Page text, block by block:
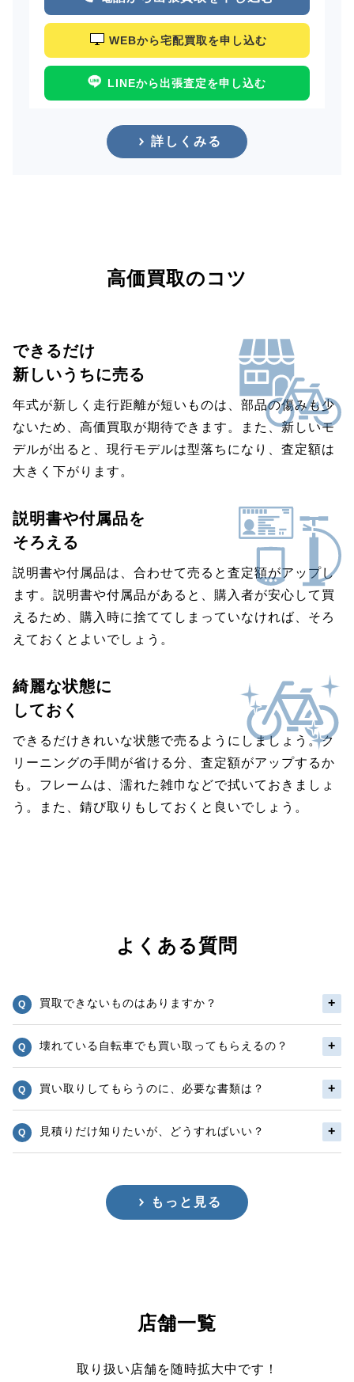
WEBから宅配買取を申し込む
LINEから出張査定を申し込む
詳しくみる
高価買取のコツ
できるだけ
新しいうちに売る
年式が新しく走行距離が短いものは、部品の傷みも少
ないため、高価買取が期待できます。また、新しいモ
デルが出ると、現行モデルは型落ちになり、査定額は
大きく下がります。
説明書や付属品を
そろえる
説明書や付属品は、合わせて売ると査定額がアップし
ます。説明書や付属品があると、購入者が安心して買
えるため、購入時に捨ててしまっていなければ、そろ
えておくとよいでしょう。
綺麗な状態に
しておく
できるだけきれいな状態で売るようにしましょう。ク
リーニングの手間が省ける分、査定額がアップするか
も。フレームは、濡れた雑巾などで拭いておきましょ
う。また、錆び取りもしておくと良いでしょう。
よくある質問
買取できないものはありますか？
壊れている自転車でも買い取ってもらえるの？
買い取りしてもらうのに、必要な書類は？
見積りだけ知りたいが、どうすればいい？
もっと見る
店舗一覧
取り扱い店舗を随時拡大中です！